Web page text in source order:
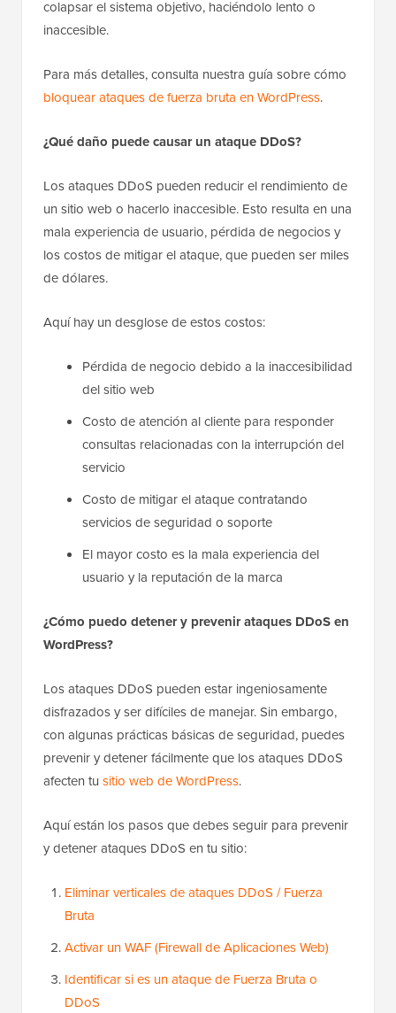
colapsar el sistema objetivo, haciéndolo lento o
inaccesible.
Para más detalles, consulta nuestra guía sobre cómo
bloquear ataques de fuerza bruta en WordPress.
¿Qué daño puede causar un ataque DDoS?
Los ataques DDoS pueden reducir el rendimiento de
un sitio web o hacerlo inaccesible. Esto resulta en una
mala experiencia de usuario, pérdida de negocios y
los costos de mitigar el ataque, que pueden ser miles
de dólares.
Aquí hay un desglose de estos costos:
Pérdida de negocio debido a la inaccesibilidad
del sitio web
Costo de atención al cliente para responder
consultas relacionadas con la interrupción del
servicio
Costo de mitigar el ataque contratando
servicios de seguridad o soporte
El mayor costo es la mala experiencia del
usuario y la reputación de la marca
¿Cómo puedo detener y prevenir ataques DDoS en
WordPress?
Los ataques DDoS pueden estar ingeniosamente
disfrazados y ser difíciles de manejar. Sin embargo,
con algunas prácticas básicas de seguridad, puedes
prevenir y detener fácilmente que los ataques DDoS
afecten tu sitio web de WordPress.
Aquí están los pasos que debes seguir para prevenir
y detener ataques DDoS en tu sitio:
Eliminar verticales de ataques DDoS / Fuerza
Bruta
Activar un WAF (Firewall de Aplicaciones Web)
Identificar si es un ataque de Fuerza Bruta o
DDoS